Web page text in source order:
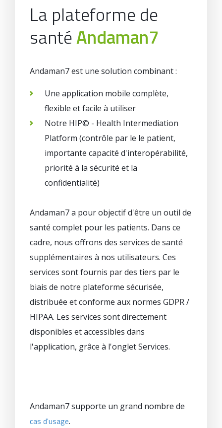
La plateforme de
santéAndaman7
Andaman7 est une solution combinant :
Une application mobile complète,
flexible et facile à utiliser
Notre HIP© - Health Intermediation
Platform (contrôle par le le patient,
importante capacité d'interopérabilité,
priorité à la sécurité et la
confidentialité)
Andaman7 a pour objectif d'être un outil de
santé complet pour les patients. Dans ce
cadre, nous offrons des services de santé
supplémentaires à nos utilisateurs. Ces
services sont fournis par des tiers par le
biais de notre plateforme sécurisée,
distribuée et conforme aux normes GDPR /
HIPAA. Les services sont directement
disponibles et accessibles dans
l'application, grâce à l'onglet Services.
Andaman7 supporte un grand nombre de
cas d'usage.